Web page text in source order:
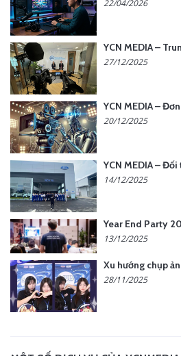
22/04/2026
27/12/2025
20/12/2025
14/12/2025
13/12/2025
28/11/2025